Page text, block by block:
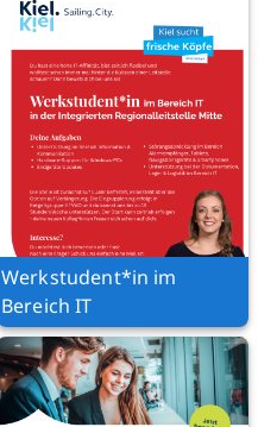
Werkstudent*in im
Bereich IT